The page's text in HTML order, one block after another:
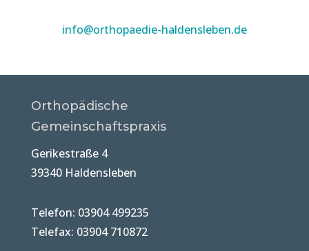
info@orthopaedie-haldensleben.de
Orthopädische
Gemeinschaftspraxis
Gerikestraße 4
39340 Haldensleben
Telefon: 03904 499235
Telefax: 03904 710872